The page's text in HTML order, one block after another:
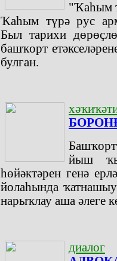
"Ҡаһым
Ҡаһым түрә рус
Был тарихи
башҡорт
булған.
йыш
һөйәктәрен генә
йолаһында
нарыҡлау аша әлеге
диалог